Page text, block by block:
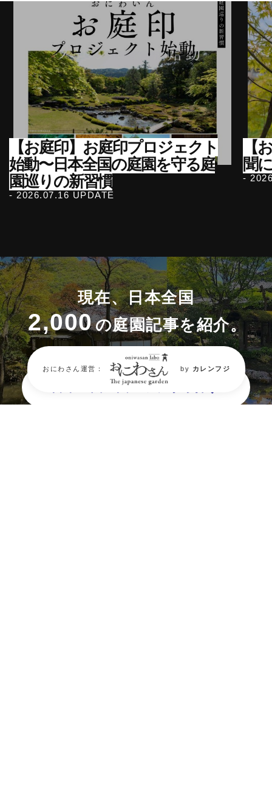
【お庭印】お庭印プロジェクト
始動〜日本全国の庭園を守る庭
園巡りの新習慣
- 2026.07.16 UPDATE
【
聞
-
現在、日本全国
2,000の庭園記事を紹介。
日本全国庭園マップから探す
おにわさん運営： by カレンフジ